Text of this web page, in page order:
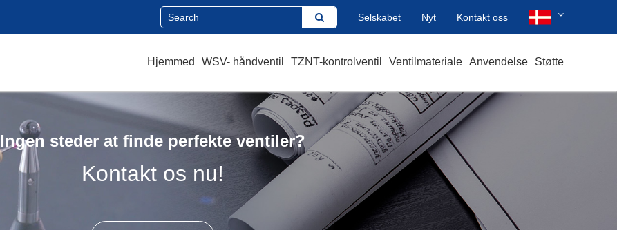
Selskabet Nyt Kontakt oss
Hjemmed WSV- håndventil TZNT-kontrolventil Ventilmateriale Anvendelse Støtte
Ingen steder at finde perfekte ventiler?
Kontakt os nu!